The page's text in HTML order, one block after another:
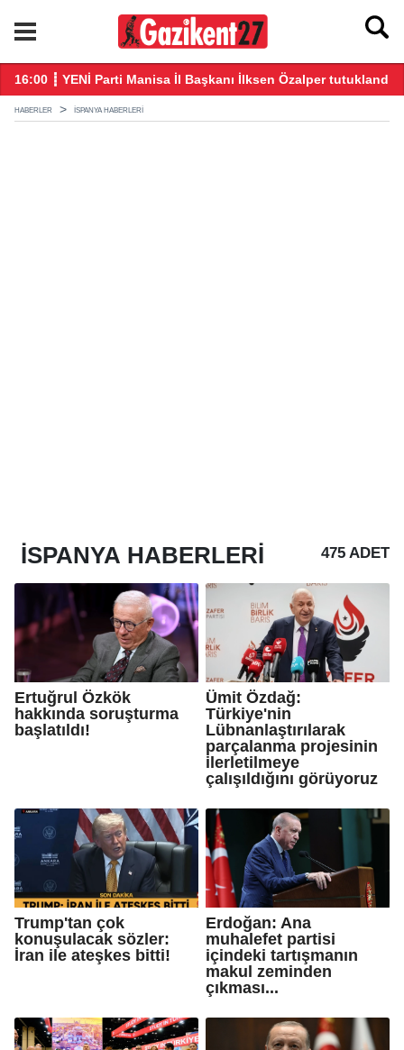
fazla taşımamalı
16:00 ┋ YENİ Parti Manisa İl Başkanı İlksen Özalper tutuklandı
HABERLER İSPANYA HABERLERI
İSPANYA HABERLERI 475 ADET
Ertuğrul Özkök
hakkında soruşturma
başlatıldı!
Ümit Özdağ:
Türkiye'nin
Lübnanlaştırılarak
parçalanma projesinin
ilerletilmeye
çalışıldığını görüyoruz
Trump'tan çok
konuşulacak sözler:
İran ile ateşkes bitti!
Erdoğan: Ana
muhalefet partisi
içindeki tartışmanın
makul zeminden
çıkması...